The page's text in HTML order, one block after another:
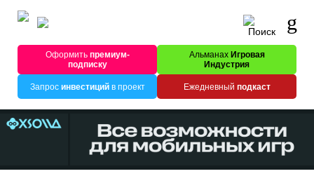
Оформитьпремиум-
подписку
Альманах Игровая
Индустрия
Запрос инвестицийв проект Ежедневный подкаст